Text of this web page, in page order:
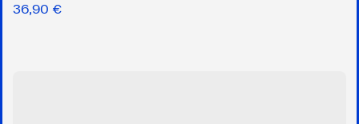
36,90 €